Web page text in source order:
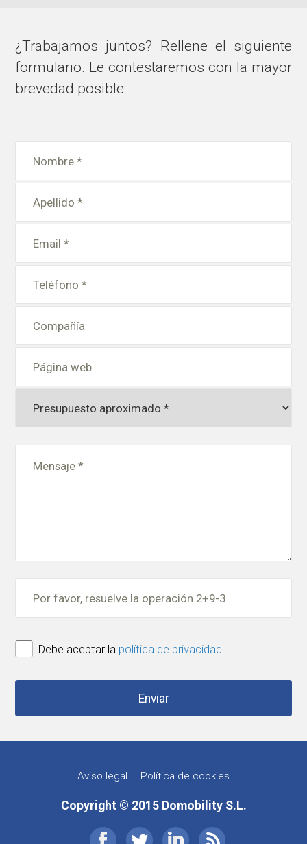
¿Trabajamos juntos? Rellene el siguiente
formulario. Le contestaremos con la mayor
brevedad posible:
Debe aceptar la política de privacidad
Aviso legal Política de cookies
Copyright © 2015 Domobility S.L.